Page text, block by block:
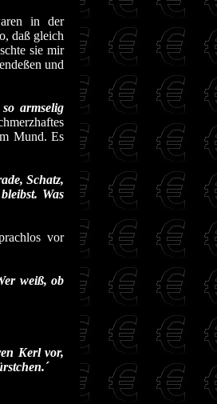
in der
daß gleich
sie mir
und
armselig
Mund. Es
Schatz,
Was
vor
weiß, ob
Kerl vor,